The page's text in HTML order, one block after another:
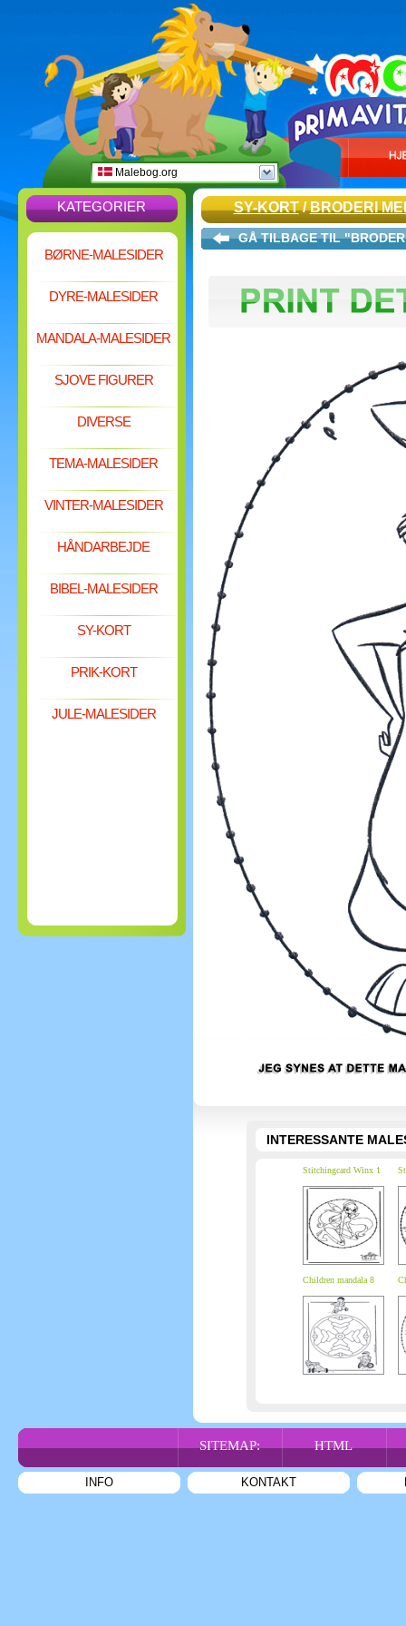
Malebog.org
KATEGORIER
BØRNE-MALESIDER
DYRE-MALESIDER
MANDALA-MALESIDER
SJOVE FIGURER
DIVERSE
TEMA-MALESIDER
VINTER-MALESIDER
HÅNDARBEJDE
BIBEL-MALESIDER
SY-KORT
PRIK-KORT
JULE-MALESIDER
SY-KORT/BRODERI
GÅ TILBAGE TIL
INTERESSANTE
Stitchingcard Winx 1
Children mandala 8
SITEMAP: HTML
INFO KONTAKT